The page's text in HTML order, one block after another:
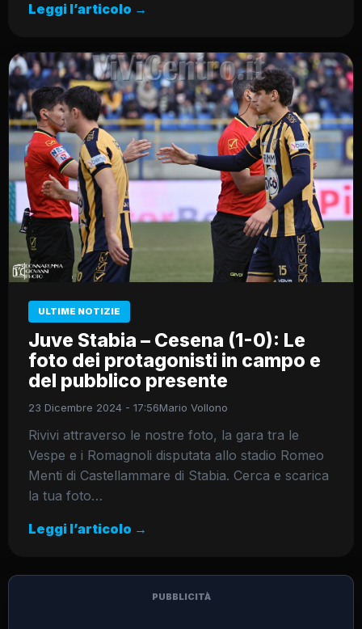
Leggi l’articolo →
ULTIME NOTIZIE
Juve Stabia – Cesena (1-0): Le
foto dei protagonisti in campo e
del pubblico presente
23 Dicembre 2024 - 17:56Mario Vollono
Rivivi attraverso le nostre foto, la gara tra le
Vespe e i Romagnoli disputata allo stadio Romeo
Menti di Castellammare di Stabia. Cerca e scarica
la tua foto…
Leggi l’articolo →
PUBBLICITÀ